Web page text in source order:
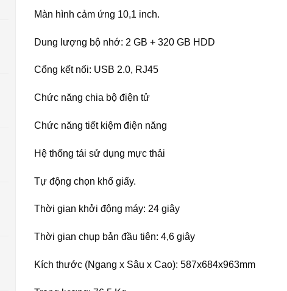
Màn hình cảm ứng 10,1 inch.
Dung lượng bộ nhớ: 2 GB + 320 GB HDD
Cổng kết nối: USB 2.0, RJ45
Chức năng chia bộ điện tử
Chức năng tiết kiệm điện năng
Hệ thống tái sử dụng mực thải
Tự động chọn khổ giấy.
Thời gian khởi động máy: 24 giây
Thời gian chụp bản đầu tiên: 4,6 giây
Kích thước (Ngang x Sâu x Cao): 587x684x963mm